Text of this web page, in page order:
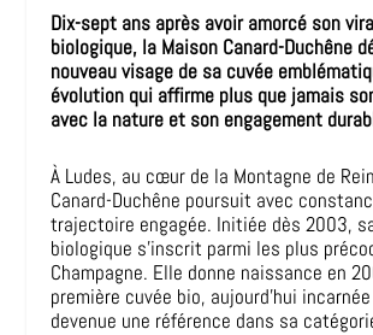
Dix-sept ans après avoir amorcé son
biologique, la Maison Canard-Duchêne
nouveau visage de sa cuvée
évolution qui affirme plus que jamais
avec la nature et son engagement
À Ludes, au cœur de la Montagne de
Canard-Duchêne poursuit avec
trajectoire engagée. Initiée dès 2003,
biologique s’inscrit parmi les plus
Champagne. Elle donne naissance en
première cuvée bio, aujourd’hui
devenue une référence dans sa